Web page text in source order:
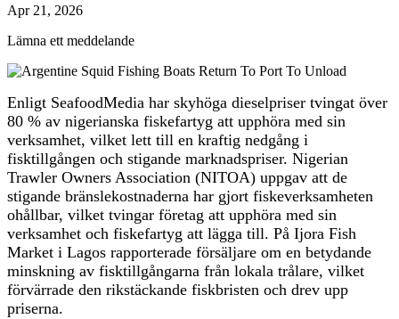
Apr 21, 2026
Lämna ett meddelande
Enligt SeafoodMedia har skyhöga dieselpriser tvingat över
80 % av nigerianska fiskefartyg att upphöra med sin
verksamhet, vilket lett till en kraftig nedgång i
fisktillgången och stigande marknadspriser. Nigerian
Trawler Owners Association (NITOA) uppgav att de
stigande bränslekostnaderna har gjort fiskeverksamheten
ohållbar, vilket tvingar företag att upphöra med sin
verksamhet och fiskefartyg att lägga till. På Ijora Fish
Market i Lagos rapporterade försäljare om en betydande
minskning av fisktillgångarna från lokala trålare, vilket
förvärrade den rikstäckande fiskbristen och drev upp
priserna.